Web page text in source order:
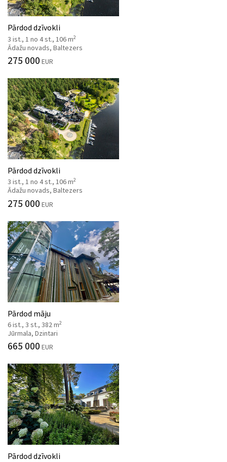
Pārdod dzīvokli
3 ist., 1 no 4 st., 106 m2
Ādažu novads, Baltezers
275 000 EUR
Pārdod dzīvokli
3 ist., 1 no 4 st., 106 m2
Ādažu novads, Baltezers
275 000 EUR
Pārdod māju
6 ist., 3 st., 382 m2
Jūrmala, Dzintari
665 000 EUR
Pārdod dzīvokli